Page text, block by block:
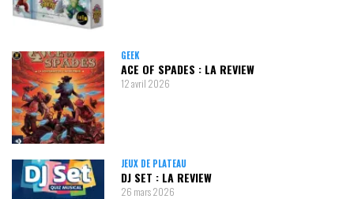
GEEK
ACE OF SPADES : LA REVIEW
12 avril 2026
JEUX DE PLATEAU
DJ SET : LA REVIEW
26 mars 2026